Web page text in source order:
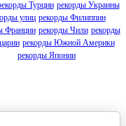
Турции рекорды Украины
улиц рекорды Филиппин
Франции рекорды Чили рекорды
рекорды Южной Америки
рекорды Японии